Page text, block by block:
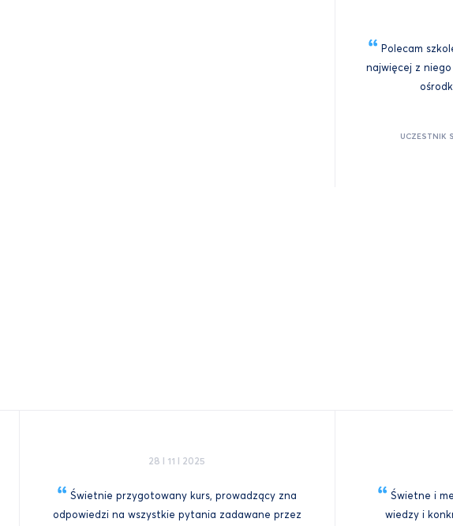
Polecam
najwięcej z
UCZESTNIK
28 I 11 I 2025
Świetnie przygotowany kurs, prowadzący zna
odpowiedzi na wszystkie pytania zadawane przez
Świetne i
wiedzy i